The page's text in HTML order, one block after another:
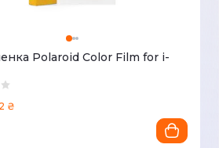
Polaroid Color Film for i-
₴